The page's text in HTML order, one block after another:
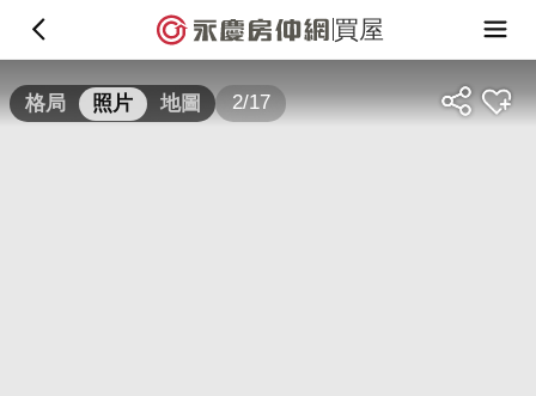
買屋
格局 照片 地圖 2/17